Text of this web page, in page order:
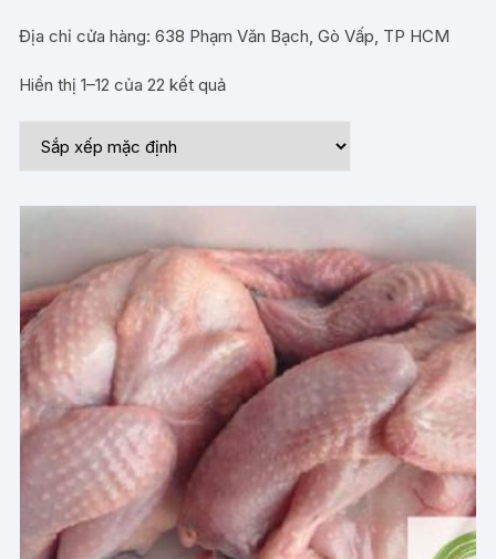
Địa chỉ cửa hàng: 638 Phạm Văn Bạch, Gò Vấp, TP HCM
Hiển thị 1–12 của 22 kết quả